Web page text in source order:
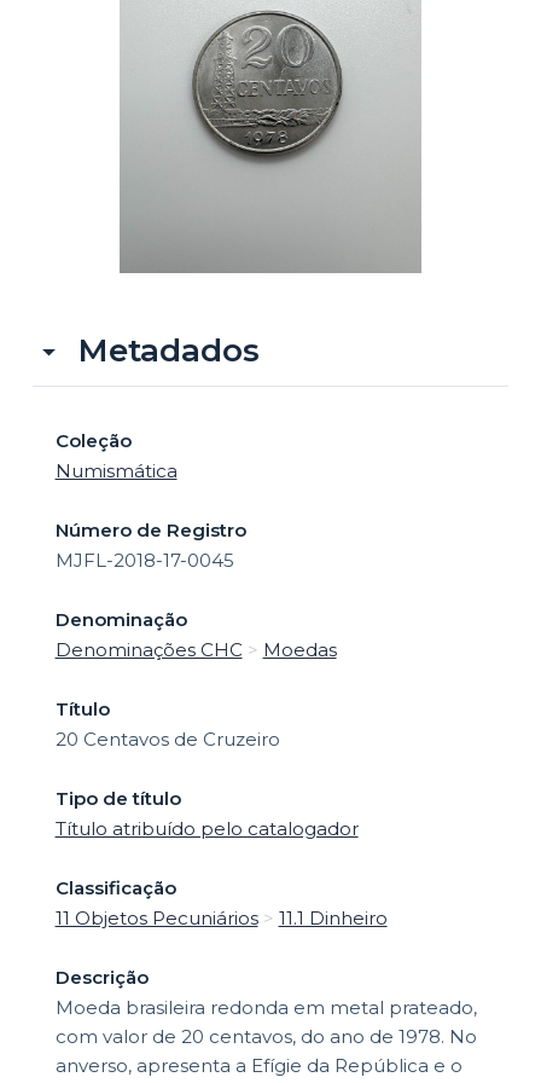
Metadados
Coleção
Numismática
Número de Registro
MJFL-2018-17-0045
Denominação
Denominações CHC > Moedas
Título
20 Centavos de Cruzeiro
Tipo de título
Título atribuído pelo catalogador
Classificação
11 Objetos Pecuniários> 11.1 Dinheiro
Descrição
Moeda brasileira redonda em metal prateado,
com valor de 20 centavos, do ano de 1978. No
anverso, apresenta a Efígie da República e o